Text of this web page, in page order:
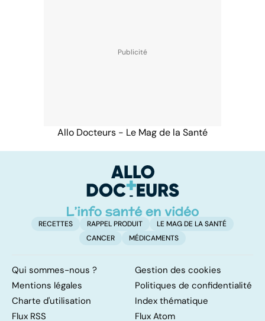
Allo Docteurs - Le Mag de la Santé
RECETTES RAPPEL PRODUIT
LE MAG DE LA SANTÉ
CANCER
MÉDICAMENTS
Qui sommes-nous ?
Gestion des cookies
Mentions légales
Politiques de confidentialité
Charte d'utilisation
Index thématique
Flux RSS
Flux Atom